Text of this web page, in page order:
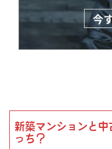
新築マンションと
っち？